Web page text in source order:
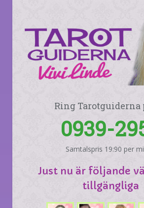
Ring Tarotguiderna
0939-
Samtalspris 19:90 per
Just nu är följande
tillgängliga